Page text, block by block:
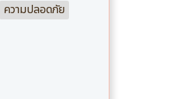
ความปลอดภัย